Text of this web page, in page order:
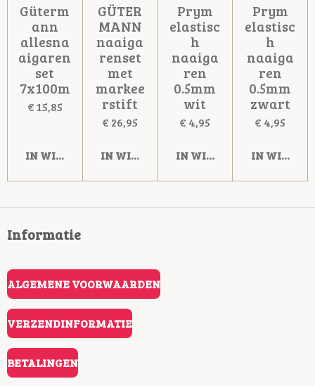
Güterm
ann
allesna
aigaren
set
7x100m
€ 15,85
IN WINKELWAGEN
GÜTER
MANN
naaiga
renset
met
markee
rstift
€ 26,95
IN WINKELWAGEN
Prym
elastisc
h
naaiga
ren
0.5mm
wit
€ 4,95
IN WINKELWAGEN
Prym
elastisc
h
naaiga
ren
0.5mm
zwart
€ 4,95
IN
Informatie
ALGEMENE VOORWAARDEN
VERZENDINFORMATIE
BETALINGEN